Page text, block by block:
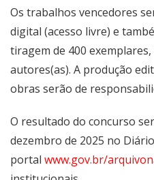
Os trabalhos vencedores
digital (acesso livre) e
tiragem de 400
autores(as). A produção
obras serão de
O resultado do concurso
dezembro de 2025 no
portal www.gov.br/